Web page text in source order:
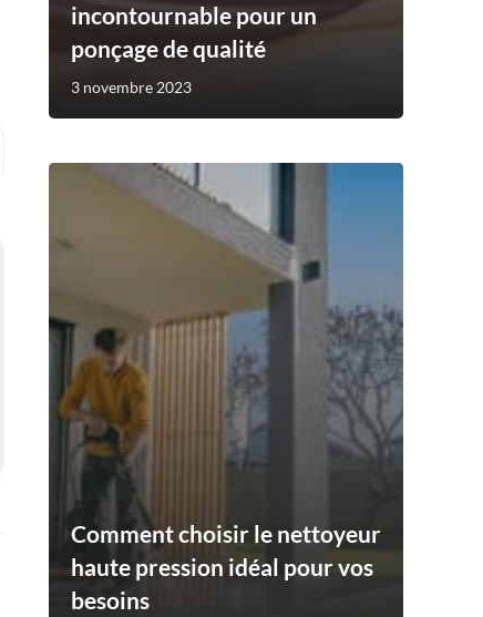
incontournable pour un
ponçage de qualité
3 novembre 2023
Comment choisir le nettoyeur
haute pression idéal pour vos
besoins